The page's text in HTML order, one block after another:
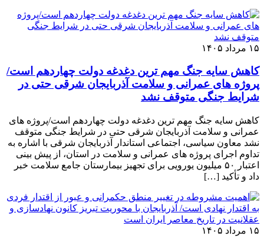
۱۵ مرداد ۱۴۰۵
کاهش سایه جنگ مهم ‌ترین دغدغه دولت چهاردهم است/
پروژه ‌های عمرانی و سلامت آذربایجان شرقی حتی در
شرایط جنگی متوقف نشد
کاهش سایه جنگ مهم ‌ترین دغدغه دولت چهاردهم است/پروژه ‌های
عمرانی و سلامت آذربایجان شرقی حتی در شرایط جنگی متوقف
نشد معاون سیاسی، اجتماعی استاندار آذربایجان شرقی با اشاره به
تداوم اجرای پروژه ‌های عمرانی و سلامت در استان، از پیش ‌بینی
اعتبار ۵۰ میلیون یورویی برای تجهیز بیمارستان جامع سلامت خبر
داد و تأکید […]
۱۵ مرداد ۱۴۰۵